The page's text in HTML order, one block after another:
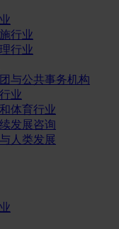
行业
行业
与公共事务机构
业
体育行业
发展咨询
人类发展